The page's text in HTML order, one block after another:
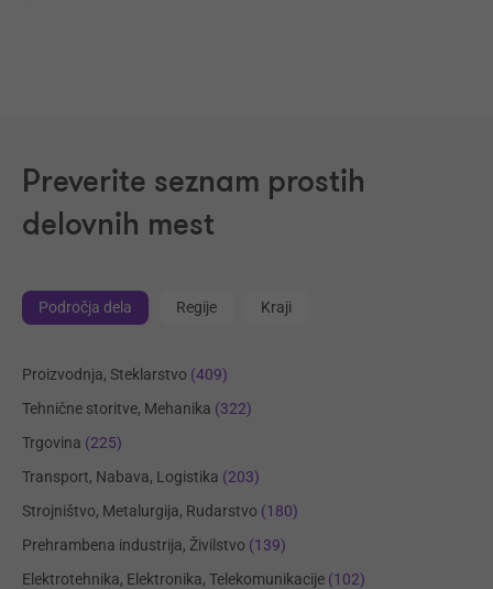
Preverite seznam prostih
delovnih mest
Področja dela Regije Kraji
Proizvodnja, Steklarstvo (409)
Tehnične storitve, Mehanika (322)
Trgovina (225)
Transport, Nabava, Logistika (203)
Strojništvo, Metalurgija, Rudarstvo (180)
Prehrambena industrija, Živilstvo (139)
Elektrotehnika, Elektronika, Telekomunikacije (102)